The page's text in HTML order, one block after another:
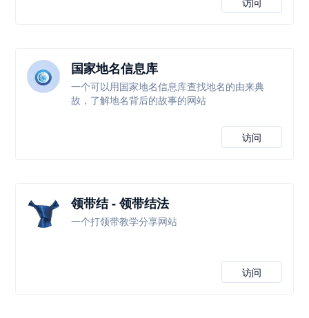
国家地名信息库
一个可以用国家地名信息库查找地名的由来典
故，了解地名背后的故事的网站
访问
领带结 - 领带结法
一个打领带教学分享网站
访问